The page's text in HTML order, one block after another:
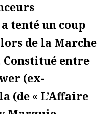
tenté un coup
de la Marche
Constitué entre
(ex-
(de « L’Affaire